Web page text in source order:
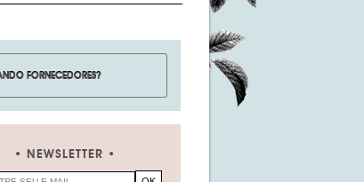
NEWSLETTER